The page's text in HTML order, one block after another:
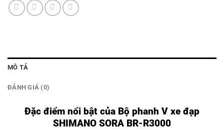
MÔ TẢ
ĐÁNH GIÁ (0)
Đặc điểm nổi bật của Bộ phanh V xe đạp
SHIMANO SORA BR-R3000